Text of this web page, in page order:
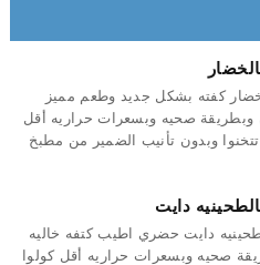
كفته بشكل جديد وطعم مميز
وبطريقة صحيه وبسعرات حراريه أقل
وبدون تأنيب الضمير من مطبخ
دايت
دايت حضري اطيب كتفه خاليه
صحيه وبسعرات حراريه أقل كولوا